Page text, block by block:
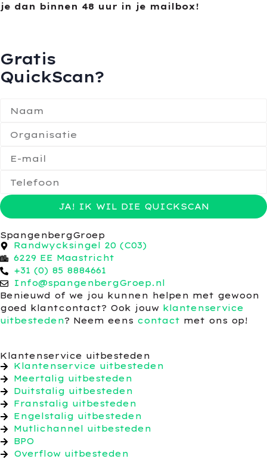
je dan binnen 48 uur in je mailbox!
Gratis
QuickScan?
JA! IK WIL DIE QUICKSCAN
SpangenbergGroep
Randwycksingel 20 (C03)
6229 EE Maastricht
+31 (0) 85 8884661
Info@spangenbergGroep.nl
Benieuwd of we jou kunnen helpen met gewoon
goed klantcontact? Ook jouw klantenservice
uitbesteden? Neem eens contact met ons op!
Klantenservice uitbesteden
Klantenservice uitbesteden
Meertalig uitbesteden
Duitstalig uitbesteden
Franstalig uitbesteden
Engelstalig uitbesteden
Mutlichannel uitbesteden
BPO
Overflow uitbesteden